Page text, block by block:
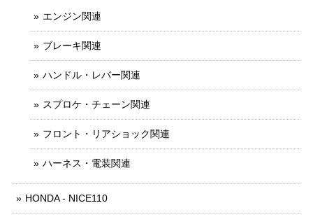
エンジン関連
ブレーキ関連
ハンドル・レバー関連
スプロケ・チェーン関連
フロント・リアショック関連
ハーネス・電装関連
HONDA - NICE110